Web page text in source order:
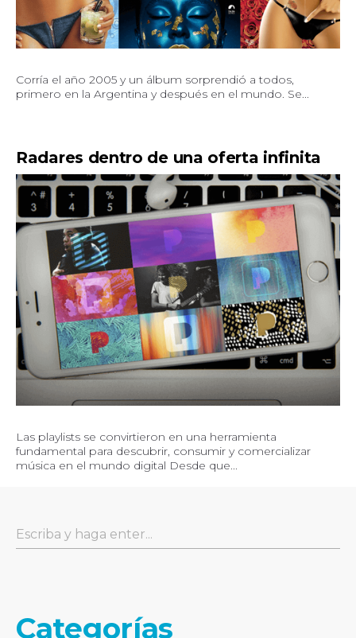
Corría el año 2005 y un álbum sorprendió a todos,
primero en la Argentina y después en el mundo. Se...
Radares dentro de una oferta infinita
Las playlists se convirtieron en una herramienta
fundamental para descubrir, consumir y comercializar
música en el mundo digital Desde que...
Categorías